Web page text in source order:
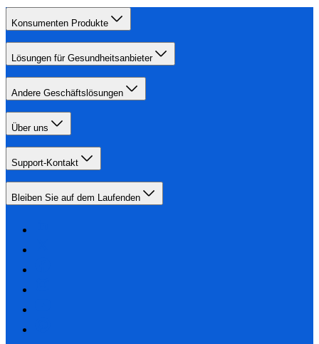
Konsumenten Produkte
Lösungen für Gesundheitsanbieter
Andere Geschäftslösungen
Über uns
Support-Kontakt
Bleiben Sie auf dem Laufenden